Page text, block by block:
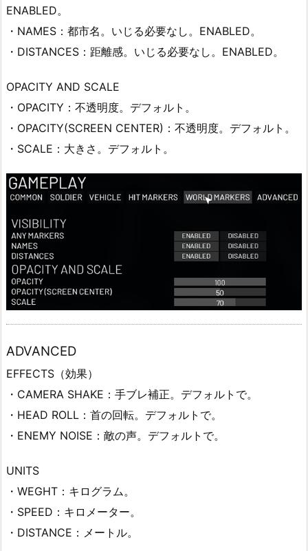
ENABLED。
・NAMES：都市名。いじる必要なし。ENABLED。
・DISTANCES：距離感。いじる必要なし。ENABLED。
OPACITY AND SCALE
・OPACITY：不透明度。デフォルト。
・OPACITY(SCREEN CENTER)：不透明度。デフォルト。
・SCALE：大きさ。デフォルト。
ADVANCED
EFFECTS（効果）
・CAMERA SHAKE：手ブレ補正。デフォルトで。
・HEAD ROLL：首の回転。デフォルトで。
・ENEMY NOISE：敵の声。デフォルトで。
UNITS
・WEGHT：キログラム。
・SPEED：キロメーター。
・DISTANCE：メートル。